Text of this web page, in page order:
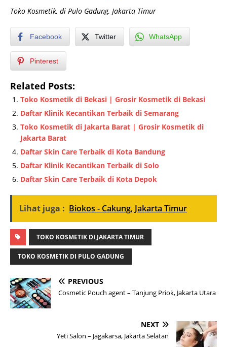
Toko Kosmetik, di Pulo Gadung, Jakarta Timur
Facebook Twitter WhatsApp
Pinterest
Related Posts:
Toko Kosmetik di Bekasi | Grosir Kosmetik di Bekasi
Daftar Klinik Kecantikan Terbaik di Semarang
Toko Kosmetik di Jakarta Barat | Grosir Kosmetik di
Jakarta Barat
Daftar Skin Care Terbaik di Kota Bandung
Daftar Klinik Kecantikan Terbaik di Solo
Daftar Skin Care Terbaik di Kota Depok
Lihat juga : Biokos - Cakung, Jakarta Timur
TOKO KOSMETIK DI JAKARTA TIMUR
TOKO KOSMETIK DI PULO GADUNG
PREVIOUS
Cosmetic Pouch agent – Tanjung Priok, Jakarta Utara
NEXT
Yeti Salon – Jagakarsa, Jakarta Selatan